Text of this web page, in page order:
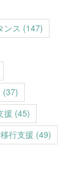
ンス (147)
(37)
援 (45)
行支援 (49)